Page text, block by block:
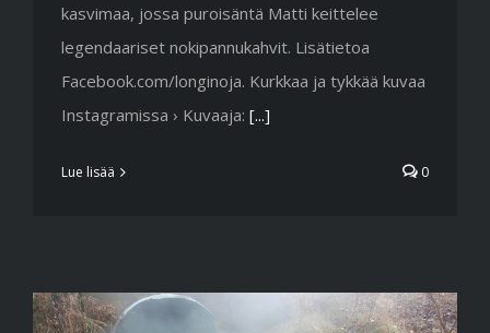
kasvimaa, jossa puroisäntä Matti keittelee
legendaariset nokipannukahvit. Lisätietoa
Facebook.com/longinoja. Kurkkaa ja tykkää kuvaa
Instagramissa › Kuvaaja: [...]
Lue lisää 0